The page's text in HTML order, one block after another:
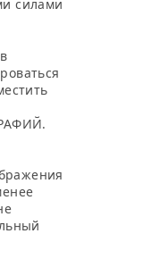
силами